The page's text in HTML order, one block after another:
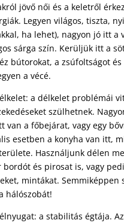
jövő női és a keletről
Legyen világos, tiszta,
ha lehet), nagyon jó itt a
sárga szín. Kerüljük itt a
bútorokat, a zsúfoltságot
a vécé.
a délkelet problémái
szülhetnek.
van a főbejárat, vagy egy
esetben a konyha van itt,
Használjunk délen
bordót és pirosat is, vagy
mintákat. Semmiképpen
hálószobát!
a stabilitás égtája.